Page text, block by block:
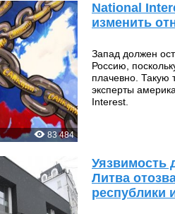
83 484
National
изменить
Запад должен
Россию,
плачевно. Такую
эксперты
Interest.
Уязвимость
Литва
республики